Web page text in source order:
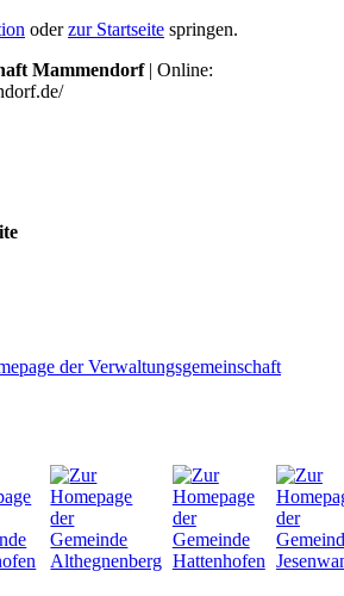
oderzur Startseite springen.
Mammendorf| Online: